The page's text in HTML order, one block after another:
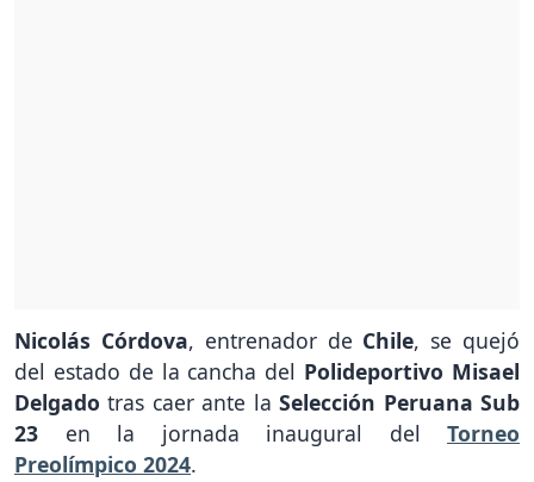
Nicolás Córdova, entrenador de Chile, se quejó
del estado de la cancha del Polideportivo Misael
Delgado tras caer ante laSelección Peruana Sub
23 en la jornada inaugural del Torneo
Preolímpico 2024.